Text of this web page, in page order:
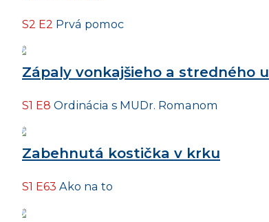
S2 E2 Prvá pomoc
Zápaly vonkajšieho a stredného
S1 E8 Ordinácia s MUDr. Romanom
Zabehnutá kostička v krku
S1 E63 Ako na to